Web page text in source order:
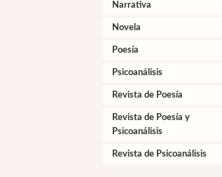
Narrativa
Novela
Poesía
Psicoanálisis
Revista de Poesía
Revista de Poesía y
Psicoanálisis
Revista de Psicoanálisis